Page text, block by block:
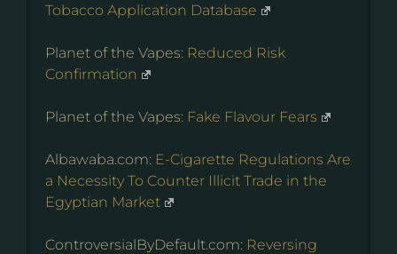
Tobacco Application Database
Planet of the Vapes: Reduced Risk
Confirmation
Planet of the Vapes: Fake Flavour Fears
Albawaba.com: E-Cigarette Regulations Are
a Necessity To Counter Illicit Trade in the
Egyptian Market
ControversialByDefault.com: Reversing